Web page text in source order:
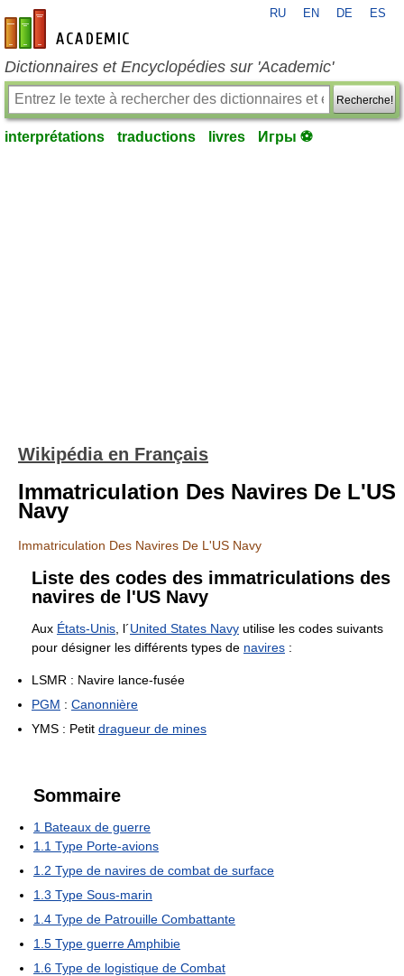
fr-academic.com
RU EN DE ES
Dictionnaires et Encyclopédies sur 'Academic'
Recherche!
interprétations traductions livres Игры ⚽
Wikipédia en Français
Immatriculation Des Navires De L'US
Navy
Immatriculation Des Navires De L'US Navy
Liste des codes des immatriculations des
navires de l'US Navy
Aux États-Unis , l´United States Navy utilise les codes suivants
pour désigner les différents types de navires :
LSMR : Navire lance-fusée
PGM : Canonnière
YMS : Petit dragueur de mines
Sommaire
1 Bateaux de guerre
1.1 Type Porte-avions
1.2 Type de navires de combat de surface
1.3 Type Sous-marin
1.4 Type de Patrouille Combattante
1.5 Type guerre Amphibie
1.6 Type de logistique de Combat